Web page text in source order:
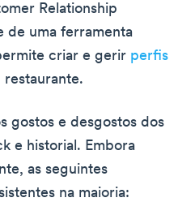
Relationship
de uma ferramenta
criar e gerir perfis
restaurante.
gostos e desgostos dos
e historial. Embora
as seguintes
na maioria: